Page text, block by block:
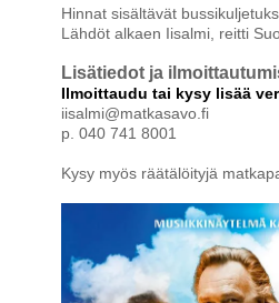
Hinnat sisältävät
Lähdöt alkaen Iisalmi, reitti
Lisätiedot ja
Ilmoittaudu tai kysy lisää
iisalmi@matkasavo.fi
p. 040 741 8001
Kysy myös räätälöityjä